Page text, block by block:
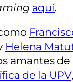
aquí.
Helena
amantes
de la UPV